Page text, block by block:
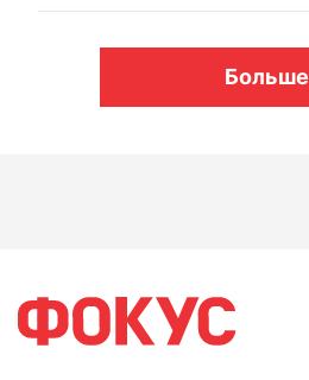
Больше